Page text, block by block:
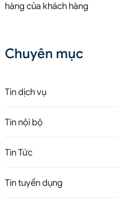
hàng của khách hàng
Chuyên mục
Tin dịch vụ
Tin nội bộ
Tin Tức
Tin tuyển dụng